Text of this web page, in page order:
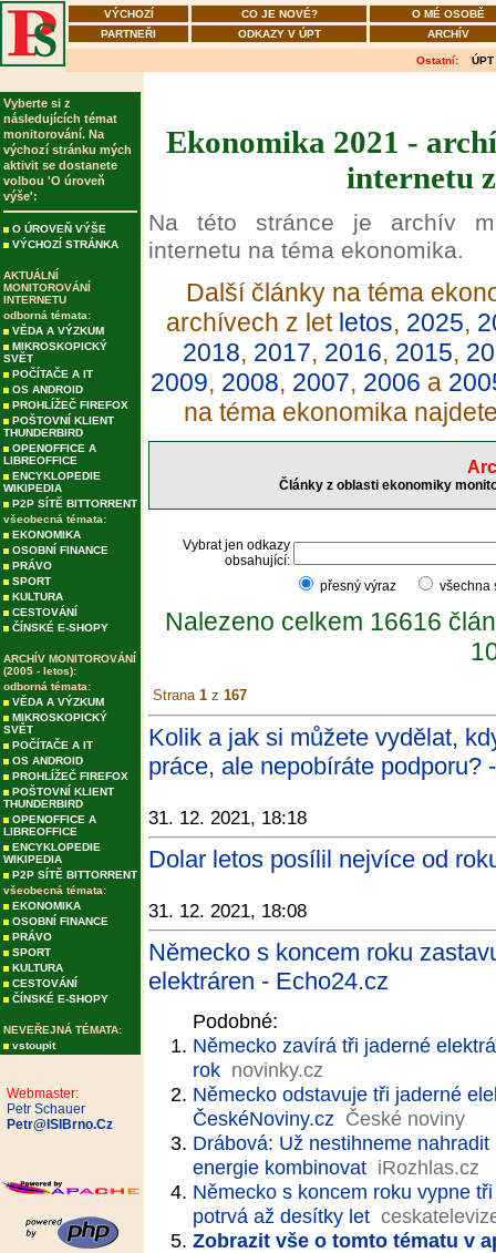
VÝCHOZÍ CO JE NOVÉ?
O MÉ OSOBĚ
PARTNEŘI
ODKAZY V ÚPT ARCHÍV
Ostatní: ÚPT
Vyberte si z
následujících témat
monitorování. Na
výchozí stránku mých
aktivit se dostanete
volbou 'O úroveň
výše':
O ÚROVEŇ VÝŠE
VÝCHOZÍ STRÁNKA
AKTUÁLNÍ
MONITOROVÁNÍ
INTERNETU
odborná témata:
VĚDA A VÝZKUM
MIKROSKOPICKÝ
SVĚT
POČÍTAČE A IT
OS ANDROID
PROHLÍŽEČ FIREFOX
POŠTOVNÍ KLIENT
THUNDERBIRD
OPENOFFICE A
LIBREOFFICE
ENCYKLOPEDIE
WIKIPEDIA
P2P SÍTĚ BITTORRENT
všeobecná témata:
EKONOMIKA
OSOBNÍ FINANCE
PRÁVO
SPORT
KULTURA
CESTOVÁNÍ
ČÍNSKÉ E-SHOPY
ARCHÍV MONITOROVÁNÍ
(2005 - letos):
odborná témata:
VĚDA A VÝZKUM
MIKROSKOPICKÝ
SVĚT
POČÍTAČE A IT
OS ANDROID
PROHLÍŽEČ FIREFOX
POŠTOVNÍ KLIENT
THUNDERBIRD
OPENOFFICE A
LIBREOFFICE
ENCYKLOPEDIE
WIKIPEDIA
P2P SÍTĚ BITTORRENT
všeobecná témata:
EKONOMIKA
OSOBNÍ FINANCE
PRÁVO
SPORT
KULTURA
CESTOVÁNÍ
ČÍNSKÉ E-SHOPY
NEVEŘEJNÁ TÉMATA:
vstoupit
Webmaster:
Petr Schauer
Petr@ISIBrno.Cz
Ekonomika 2021 -
internetu
Na této stránce je archív
internetu na téma ekonomika.
Další články na téma
archívech z let letos, 2025,
2018, 2017, 2016, 2015,
2009, 2008, 2007, 2006 a
na téma ekonomika
Články z oblasti ekonomiky
Vybrat jen odkazy
obsahující:
přesný výraz
Nalezeno celkem 16616
Strana 1 z 167
Kolik a jak si můžete vydělat,
práce, ale nepobíráte podporu?
31. 12. 2021, 18:18
Dolar letos posílil nejvíce od
31. 12. 2021, 18:08
Německo s koncem roku
elektráren - Echo24.cz
Podobné:
Německo zavírá tři jaderné
rok novinky.cz
Německo odstavuje tři jaderné
ČeskéNoviny.cz České noviny
Drábová: Už nestihneme
energie kombinovat iRozhlas.cz
Německo s koncem roku vypne
potrvá až desítky let
Zobrazit vše o tomto tématu v